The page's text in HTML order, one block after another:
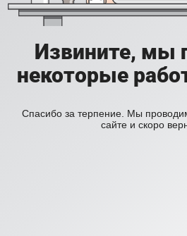
Извините, мы
некоторые
Спасибо за терпение. Мы
сайте и скоро